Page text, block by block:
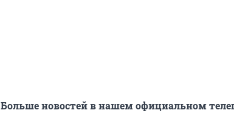
Больше новостей в нашем официальном